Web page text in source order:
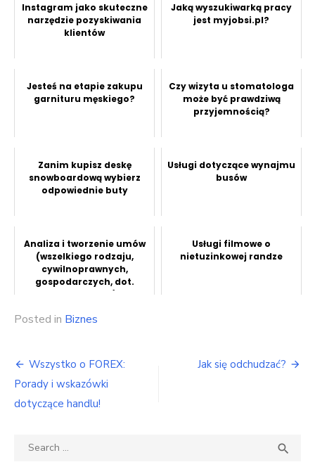
Instagram jako skuteczne
narzędzie pozyskiwania
klientów
Jaką wyszukiwarką pracy
jest myjobsi.pl?
Jesteś na etapie zakupu
garnituru męskiego?
Czy wizyta u stomatologa
może być prawdziwą
przyjemnością?
Zanim kupisz deskę
snowboardową wybierz
odpowiednie buty
Usługi dotyczące wynajmu
busów
Analiza i tworzenie umów
(wszelkiego rodzaju,
cywilnoprawnych,
gospodarczych, dot.
prawa pracy)
Usługi filmowe o
nietuzinkowej randze
Posted in Biznes
Nawigacja
wpisu
Wszystko o FOREX:
Porady i wskazówki
dotyczące handlu!
Jak się odchudzać?
Search
